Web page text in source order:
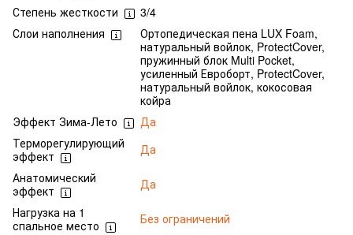
Степень жесткости
3/4
Слои наполнения
Ортопедическая пена LUX Foam,
натуральный войлок, ProtectCover,
пружинный блок Multi Pocket,
усиленный Евроборт, ProtectCover,
натуральный войлок, кокосовая
койра
Эффект Зима-Лето
Да
Терморегулирующий
эффект
Да
Анатомический
эффект
Да
Нагрузка на 1
спальное место
Без ограничений